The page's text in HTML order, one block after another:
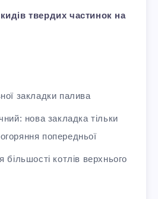
твердих частинок на
закладки палива
нова закладка тільки
попередньої
більшості котлів верхнього